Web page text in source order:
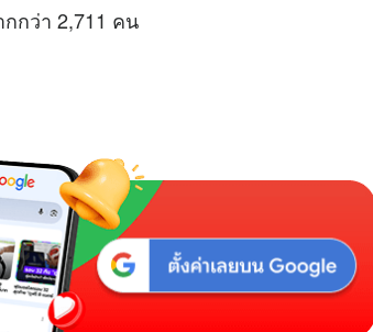
กว่า 2,711 คน